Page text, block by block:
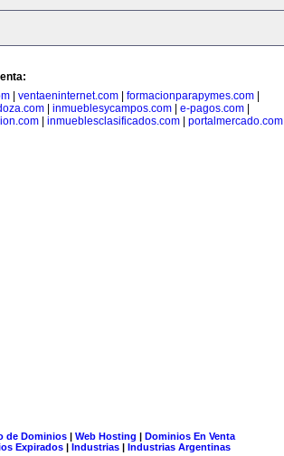
ventaeninternet.com formacionparapymes.com
| inmueblesycampos.com| e-pagos.com|
inmueblesclasificados.com portalmercado.com
de Dominios| Web Hosting | Dominios En Venta
Expirados | Industrias | Industrias Argentinas